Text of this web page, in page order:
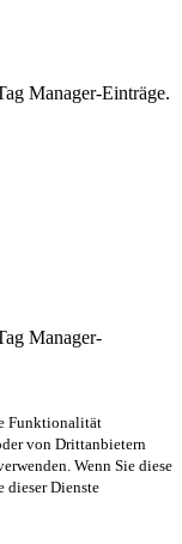
Manager-Einträge.
Manager-
Funktionalität
von Drittanbietern
Wenn Sie diese
dieser Dienste